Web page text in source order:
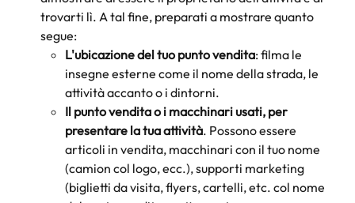
trovarti lì. A tal fine, preparati a mostrare quanto
segue:
L'ubicazione del tuo punto vendita: filma le
insegne esterne come il nome della strada, le
attività accanto o i dintorni.
Il punto vendita o i macchinari usati, per
presentare la tua attività. Possono essere
articoli in vendita, macchinari con il tuo nome
(camion col logo, ecc.), supporti marketing
(biglietti da visita, flyers, cartelli, etc. col nome